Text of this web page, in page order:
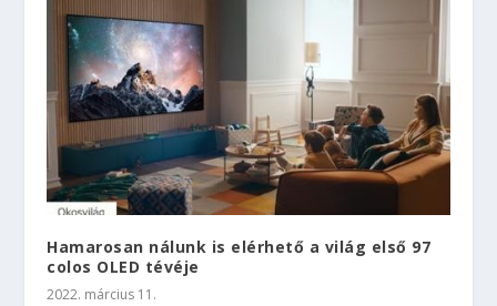
Hamarosan nálunk is elérhető a világ első 97
colos OLED tévéje
2022. március 11.